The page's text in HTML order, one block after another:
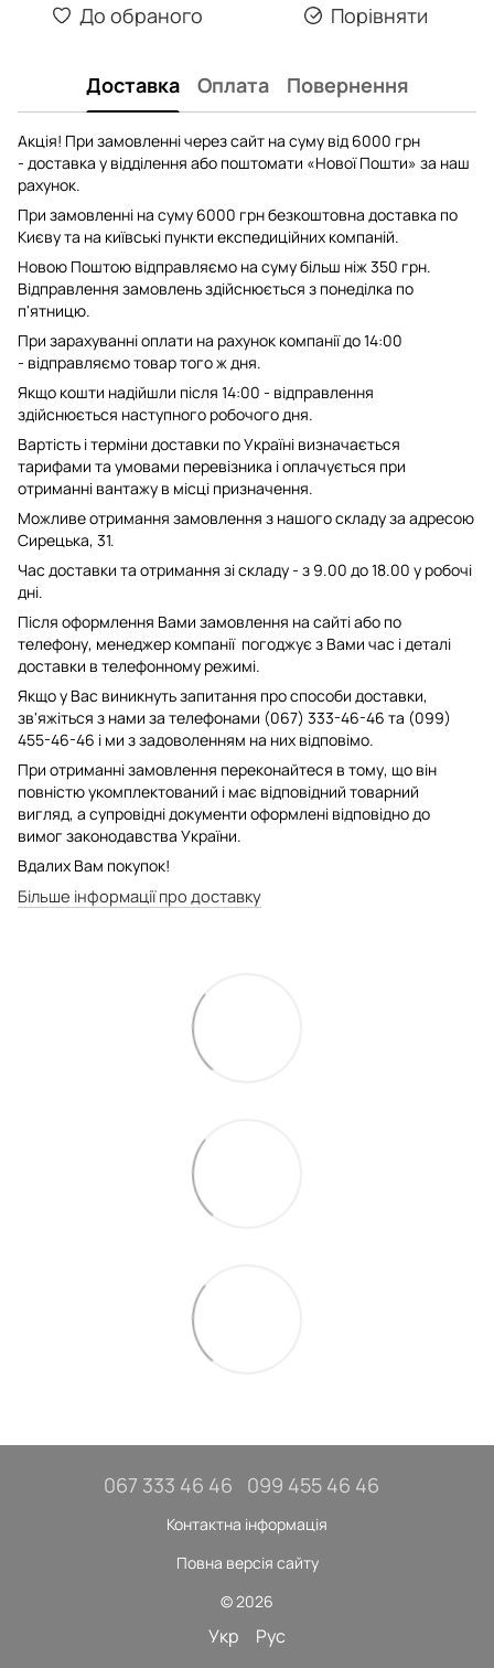
До обраного Порівняти
Доставка Оплата Повернення
Акція! При замовленні через сайт на суму від 6000 грн
- доставка у відділення або поштомати «Нової Пошти» за наш
рахунок.
При замовленні на суму 6000 грн безкоштовна доставка по
Києву та на київські пункти експедиційних компаній.
Новою Поштою відправляємо на суму більш ніж 350 грн.
Відправлення замовлень здійснюється з понеділка по
п'ятницю.
При зарахуванні оплати на рахунок компанії до 14:00
- відправляємо товар того ж дня.
Якщо кошти надійшли після 14:00 - відправлення
здійснюється наступного робочого дня.
Вартість і терміни доставки по Україні визначається
тарифами та умовами перевізника і оплачується при
отриманні вантажу в місці призначення.
Можливе отримання замовлення з нашого складу за адресою
Сирецька, 31.
Час доставки та отримання зі складу - з 9.00 до 18.00 у робочі
дні.
Після оформлення Вами замовлення на сайті або по
телефону, менеджер компанії погоджує з Вами час і деталі
доставки в телефонному режимі.
Якщо у Вас виникнуть запитання про способи доставки,
зв'яжіться з нами за телефонами (067) 333-46-46 та (099)
455-46-46 і ми з задоволенням на них відповімо.
При отриманні замовлення переконайтеся в тому, що він
повністю укомплектований і має відповідний товарний
вигляд, а супровідні документи оформлені відповідно до
вимог законодавства України.
Вдалих Вам покупок!
Більше інформації про доставку
067 333 46 46 099 455 46 46
Контактна інформація
Повна версія сайту
© 2026
Укр Рус